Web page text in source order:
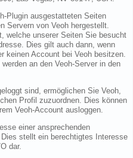
Plugin ausgestatteten Seiten
Servern von Veoh hergestellt.
welche unserer Seiten Sie besucht
Dies gilt auch dann, wenn
keinen Account bei Veoh besitzen.
an den Veoh-Server in den
sind, ermöglichen Sie Veoh,
Profil zuzuordnen. Dies können
Veoh-Account ausloggen.
einer ansprechenden
stellt ein berechtigtes Interesse
dar.